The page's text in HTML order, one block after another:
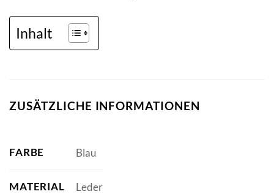
Inhalt
ZUSÄTZLICHE INFORMATIONEN
FARBE Blau
MATERIAL Leder